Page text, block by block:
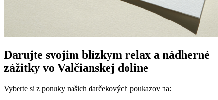
Darujte svojim blízkym relax a nádherné
zážitky vo Valčianskej doline
Vyberte si z ponuky našich darčekových poukazov na: